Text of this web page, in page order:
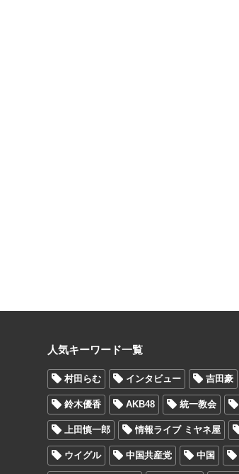
人気キーワード一覧
村田らむ インタビュー 吉田豪
鈴木優香 AKB48 統一教会
上田慎一郎 情報ライブ ミヤネ屋
ウイグル 中国共産党 中国